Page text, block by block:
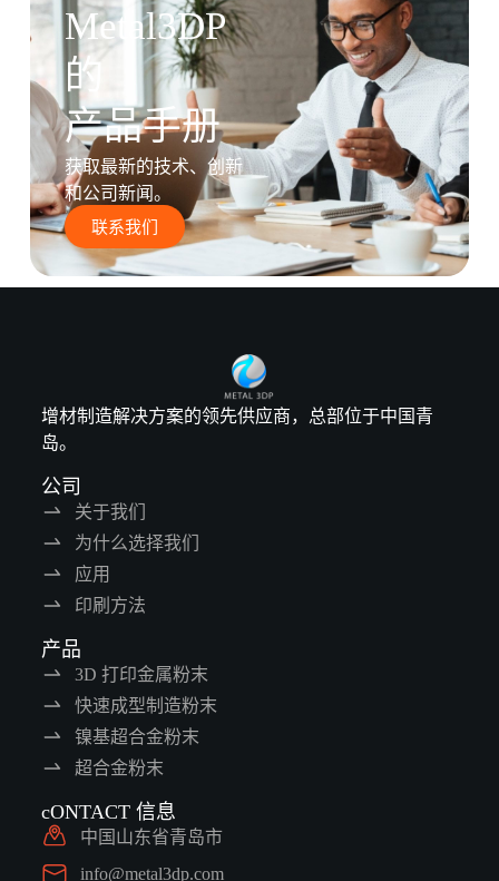
Metal3DP
的
产品手册
获取最新的技术、创新
和公司新闻。
联系我们
增材制造解决方案的领先供应商，总部位于中国青
岛。
公司
关于我们
为什么选择我们
应用
印刷方法
产品
3D 打印金属粉末
快速成型制造粉末
镍基超合金粉末
超合金粉末
cONTACT 信息
中国山东省青岛市
info@metal3dp.com